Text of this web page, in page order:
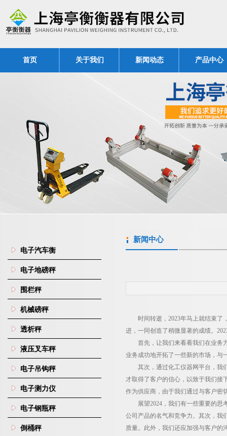
首页 关于我们 新闻动态 产品中心
电子汽车衡
电子地磅秤
围栏秤
机械磅秤
透析秤
液压叉车秤
电子吊钩秤
电子测力仪
电子钢瓶秤
倒桶秤
新闻中心
时间转逝，2023年马上就结束了
进，一同创造了稍微显著的成绩。
首先，让我们来看看我们在业务
业务成功地开拓了一些新的市场，与
其次，通过化工仪器网平台，我
才取得了客户的信心，以致于我们接
作为供应商，由于我们通过与客户密
展望2024 ，我们有一些重要的
公司产品的名气和竞争力。其次，我
质量。此外，我们还应加强与客户的